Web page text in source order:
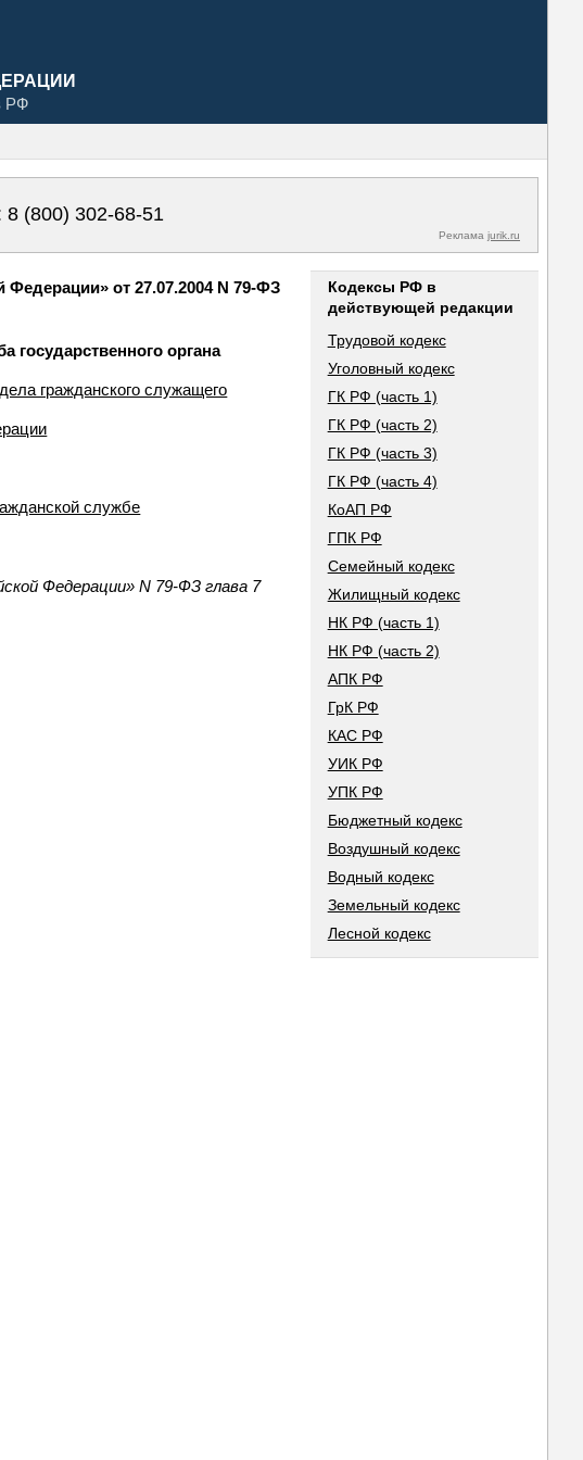
РФ
8 (800) 302-68-51
Реклама jurik.ru
от 27.07.2004 N 79-ФЗ
государственного органа
гражданского служащего
службе
Федерации» N 79-ФЗ глава 7
Кодексы РФ в
действующей редакции
Трудовой кодекс
Уголовный кодекс
ГК РФ (часть 1)
ГК РФ (часть 2)
ГК РФ (часть 3)
ГК РФ (часть 4)
КоАП РФ
ГПК РФ
Семейный кодекс
Жилищный кодекс
НК РФ (часть 1)
НК РФ (часть 2)
АПК РФ
ГрК РФ
КАС РФ
УИК РФ
УПК РФ
Бюджетный кодекс
Воздушный кодекс
Водный кодекс
Земельный кодекс
Лесной кодекс